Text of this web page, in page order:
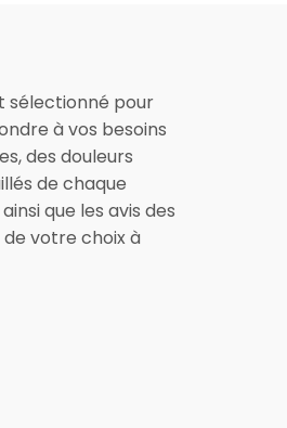
sélectionné pour
à vos besoins
des douleurs
de chaque
que les avis des
votre choix à